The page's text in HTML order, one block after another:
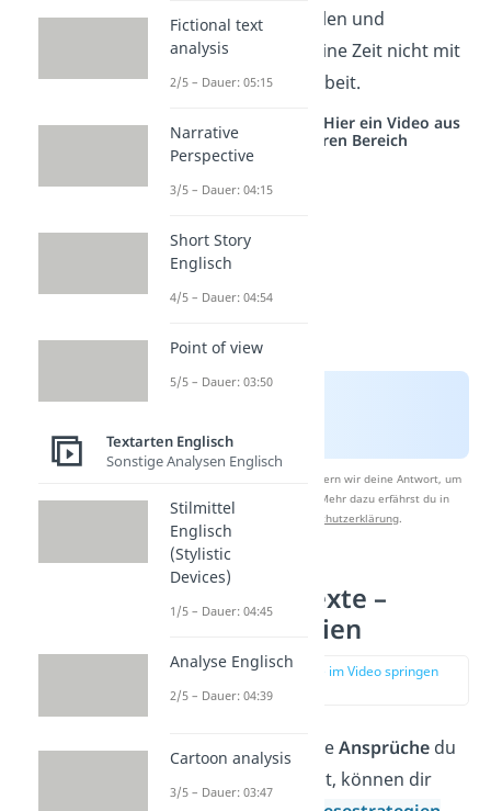
Lesestrategie wählen und
verschwendest deine Zeit nicht mit
unnötiger Detailarbeit.
Studyflix vernetzt: Hier ein Video aus
einem anderen Bereich
Nach Beantwortung speichern wir deine Antwort, um
Studyflix zu verbessern. Mehr dazu erfährst du in
Datenschutzerklärung.
Englische Texte –
Lesestrategien
zur Stelle im Video springen
(01:05)
Je nachdem, welcheAnsprüche du
an deinen Text hast, können dir
Fictional text
analysis
2/5 – Dauer: 05:15
Narrative
Perspective
3/5 – Dauer: 04:15
Short Story
Englisch
4/5 – Dauer: 04:54
Point of view
5/5 – Dauer: 03:50
Textarten Englisch
Sonstige Analysen Englisch
Stilmittel
Englisch
(Stylistic
Devices)
1/5 – Dauer: 04:45
Analyse Englisch
2/5 – Dauer: 04:39
Cartoon analysis
3/5 – Dauer: 03:47